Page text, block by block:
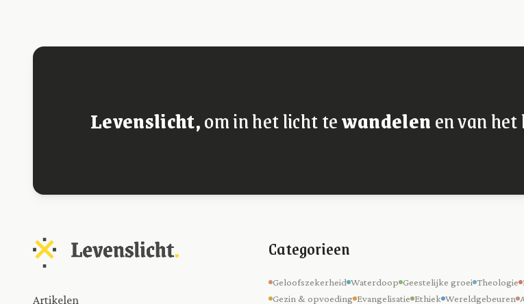
Levenslicht,om in het licht tewandelenen van
Artikelen
Categorieen
Geloofszekerheid Waterdoop Geestelijke groei Theologie
Gezin & opvoeding Evangelisatie Ethiek Wereldgebeuren